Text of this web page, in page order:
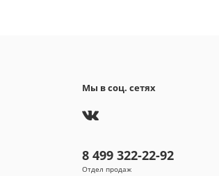
Мы в соц. сетях
8 499 322-22-92
Отдел продаж